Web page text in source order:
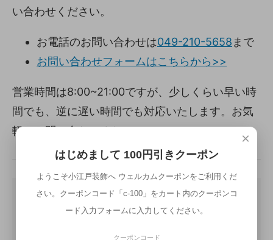
い合わせください。
お電話のお問い合わせは049-210-5658 まで
お問い合わせフォームはこちらから>>
営業時間は8:00~21:00ですが、少しくらい早い時
間でも、逆に遅い時間でも対応いたします。お気
軽にお問い合わせください。
×
はじめまして 100円引きクーポン
ようこそ小江戸装飾へ ウェルカムクーポンをご利用くだ
さい。クーポンコード「c-100」をカート内のクーポンコ
ード入力フォームに入力してください。
クーポンコード